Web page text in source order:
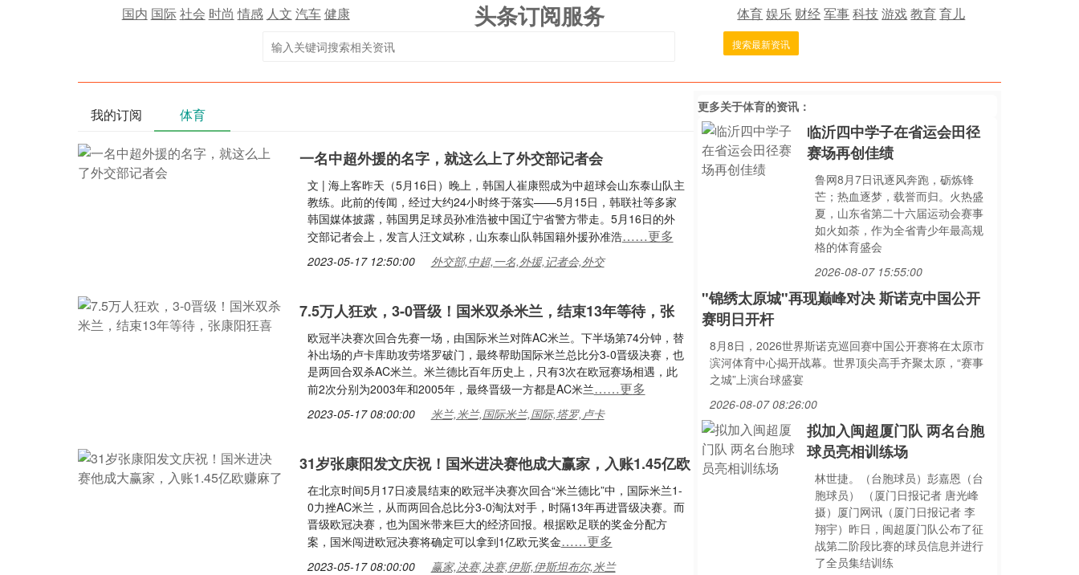
国内 国际社会 时尚 情感 人文 汽车健康 头条订阅服务 体育娱乐 财经军事科技游戏教育育儿
搜索最新资讯
我的订阅 体育
一名中超外援的名字，就这么上了外交部记者会
文 | 海上客昨天（5月16日）晚上，韩国人崔康熙成为中超球会山东泰山队主
教练。此前的传闻，经过大约24小时终于落实——5月15日，韩联社等多家
韩国媒体披露，韩国男足球员孙准浩被中国辽宁省警方带走。5月16日的外
交部记者会上，发言人汪文斌称，山东泰山队韩国籍外援孙准浩……更多
2023-05-17 12:50:00 外交部,中超,一名,外援,记者会,外交
7.5万人狂欢，3-0晋级！国米双杀米兰，结束13年等待，张
欧冠半决赛次回合先赛一场，由国际米兰对阵AC米兰。下半场第74分钟，替
补出场的卢卡库助攻劳塔罗破门，最终帮助国际米兰总比分3-0晋级决赛，也
是两回合双杀AC米兰。米兰德比百年历史上，只有3次在欧冠赛场相遇，此
前2次分别为2003年和2005年，最终晋级一方都是AC米兰……更多
2023-05-17 08:00:00 米兰,米兰,国际米兰,国际,塔罗,卢卡
31岁张康阳发文庆祝！国米进决赛他成大赢家，入账1.45亿欧
在北京时间5月17日凌晨结束的欧冠半决赛次回合“米兰德比”中，国际米兰1-
0力挫AC米兰，从而两回合总比分3-0淘汰对手，时隔13年再进晋级决赛。而
晋级欧冠决赛，也为国米带来巨大的经济回报。根据欧足联的奖金分配方
案，国米闯进欧冠决赛将确定可以拿到1亿欧元奖金……更多
2023-05-17 08:00:00 赢家,决赛,决赛,伊斯,伊斯坦布尔,米兰
更多关于体育的资讯：
临沂四中学子在省运会田径
赛场再创佳绩
鲁网8月7日讯逐风奔跑，砺炼锋
芒；热血逐梦，载誉而归。火热盛
夏，山东省第二十六届运动会赛事
如火如荼，作为全省青少年最高规
格的体育盛会
2026-08-07 15:55:00
"锦绣太原城"再现巅峰对决 斯诺克中国公开
赛明日开杆
8月8日，2026世界斯诺克巡回赛中国公开赛将在太原市
滨河体育中心揭开战幕。世界顶尖高手齐聚太原，“赛事
之城”上演台球盛宴
2026-08-07 08:26:00
拟加入闽超厦门队 两名台胞
球员亮相训练场
林世捷。（台胞球员）彭嘉恩（台
胞球员） （厦门日报记者 唐光峰
摄）厦门网讯（厦门日报记者 李
翔宇）昨日，闽超厦门队公布了征
战第二阶段比赛的球员信息并进行
了全员集结训练